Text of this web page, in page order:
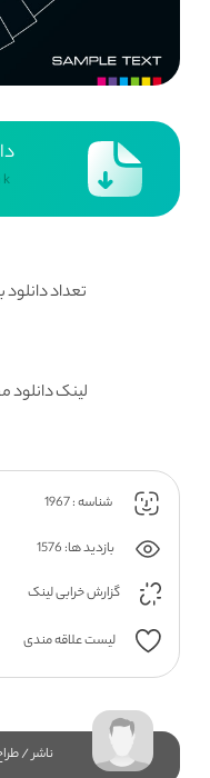
تعداد
لینک دانلود
شناسه : 1967
بازدید ها: 1576
گزارش خرابی لینک
لیست علاقه مندی
ناشر /